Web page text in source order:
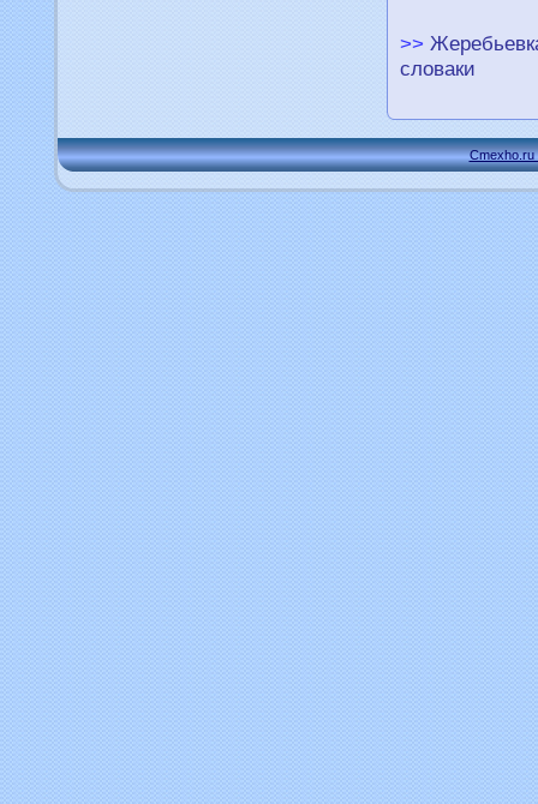
>>
словаки
Cmexho.ru